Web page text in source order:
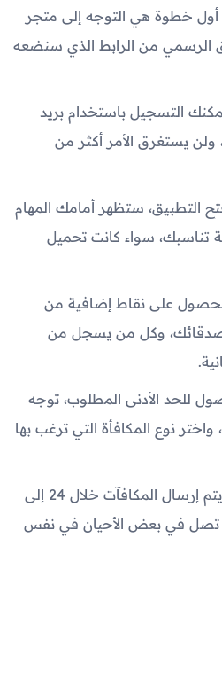
أول خطوة هي التوجه إلى متجر
الرسمي من الرابط الذي سنضعه
التسجيل باستخدام بريد
يستغرق الأمر أكثر من
التطبيق، ستظهر أمامك المهام
تناسبك، سواء كانت تحميل
على نقاط إضافية من
وكل من يسجل من
للحد الأدنى المطلوب، توجه
نوع المكافأة التي ترغب بها
6. انتظار الاستلام: غالبًا ما يتم إرسال المكافآت خلال 24 إلى
تصل في بعض الأحيان في نفس